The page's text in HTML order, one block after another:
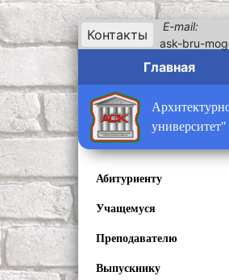
Контакты
E-mail:
ask-bru-
Главная
университет"
Абитуриенту
Учащемуся
Преподавателю
Выпускнику